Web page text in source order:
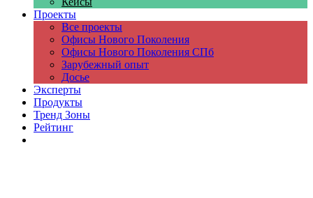
Проекты
Все проекты
Офисы Нового Поколения
Офисы Нового Поколения СПб
Зарубежный опыт
Досье
Эксперты
Продукты
Тренд Зоны
Рейтинг